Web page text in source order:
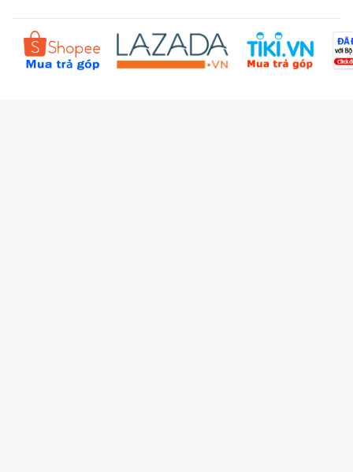
Câu hỏi thường gặp (FAQs)
Kiểm tra đơn hàng
Đặt hàng theo yêu cầu